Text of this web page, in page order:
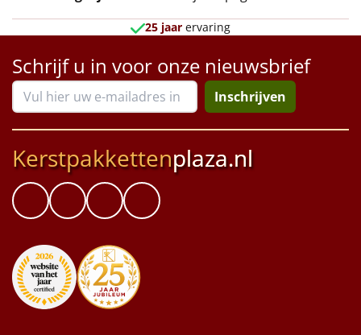
25 jaar ervaring
Schrijf u in voor onze nieuwsbrief
Inschrijven
Kerstpakkettenplaza.nl